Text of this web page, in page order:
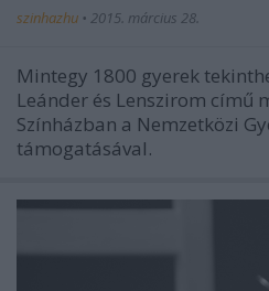
szinhazhu • 2015. március 28.
Mintegy 1800 gyerek
Leánder és Lenszirom című
Színházban a Nemzetközi
támogatásával.